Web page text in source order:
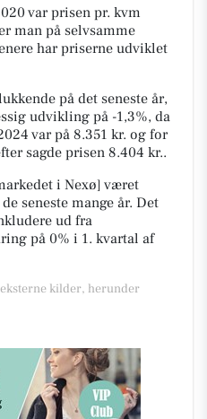
var prisen pr. kvm
man på selvsamme
har priserne udviklet
på det seneste år,
udvikling på -1,3%, da
var på 8.351 kr. og for
sagde prisen 8.404 kr..
i Nexø] været
seneste mange år. Det
ud fra
på 0% i 1. kvartal af
kilder, herunder